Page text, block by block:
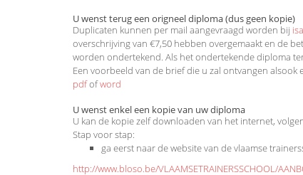
U wenst terug een origneel diploma (dus geen kopie)
Duplicaten kunnen per mail aangevraagd worden bij
overschrijving van €7,50 hebben overgemaakt en de
worden ondertekend. Als het ondertekende diploma
Een voorbeeld van de brief die u zal ontvangen
pdfofword
U wenst enkel een kopie van uw diploma
U kan de kopie zelf downloaden van het internet,
Stap voor stap:
ga eerst naar de website van de vlaamse
http://www.bloso.be/VLAAMSETRAINERSSCHOOL/